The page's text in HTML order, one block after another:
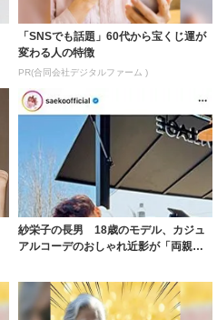
「SNSでも話題」60代から宝くじ運が
変わる人の特徴
PR(合同会社デジタルファーム )
紗栄子の長男 18歳のモデル、カジュ
アルコーデのおしゃれ近影が「両親の